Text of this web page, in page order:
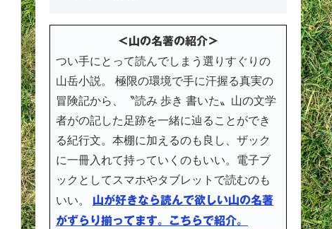
＜山の名著の紹介＞
つい手にとって読んでしまう選りすぐりの
山岳小説。 極限の環境で手に汗握る真実の
冒険記から、〝読み 歩き 書いた〟山の文学
者がの記した足跡を一緒に辿ることができ
る紀行文。本棚に加えるのも良し、ザック
に一冊入れて持っていくのもいい。電子ブ
ックとしてスマホやタブレットで読むのも
いい。 山が好きなら読んで欲しい山の名著
がずらり揃ってます。こちらで紹介。